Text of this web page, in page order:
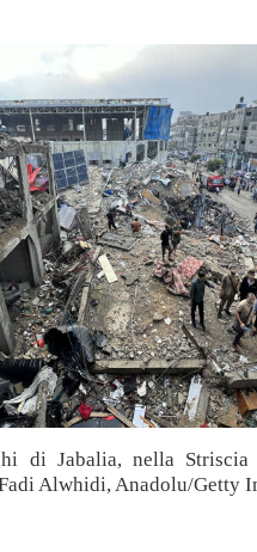
di Jabalia, nella
Alwhidi, Anadolu/Getty